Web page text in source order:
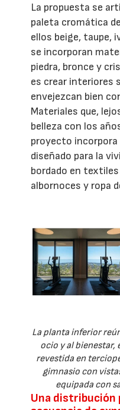
La propuesta se
paleta cromática
ellos beige, taupe,
se incorporan
piedra, bronce y
es crear interiores
envejezcan bien
Materiales que,
belleza con los
proyecto
diseñado para la
bordado en
albornoces y ropa
La planta inferior
ocio y al bienestar,
revestida en
gimnasio con
equipada con
Una distribución